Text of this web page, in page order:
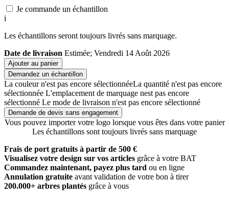
Je commande un échantillon
i
Les échantillons seront toujours livrés sans marquage.
Date de livraison Estimée; Vendredi 14 Août 2026
Ajouter au panier
Demandez un échantillon
La couleur n'est pas encore sélectionnéeLa quantité n'est pas encore
sélectionnée L'emplacement de marquage nest pas encore
sélectionné Le mode de livraison n'est pas encore sélectionné
Demande de devis sans engagement
Vous pouvez importer votre logo lorsque vous êtes dans votre panier
Les échantillons sont toujours livrés sans marquage
Frais de port gratuits à partir de 500 €
Visualisez votre design sur vos articles grâce à votre BAT
Commandez maintenant, payez plus tard ou en ligne
Annulation gratuite avant validation de votre bon à tirer
200.000+ arbres plantés grâce à vous